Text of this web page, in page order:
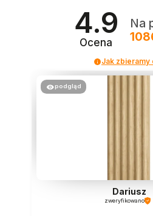
4.9
Ocena
Na
Jak zbieramy
podgląd
Dariusz
zweryfikowano